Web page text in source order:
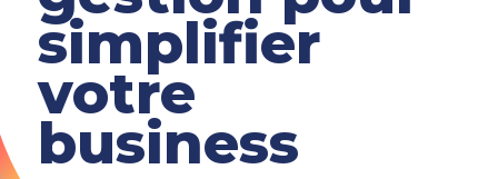
ACTUALITÉS
QUI SOMMES-NOUS ?
SE CONNECTER
simplifier
votre
business